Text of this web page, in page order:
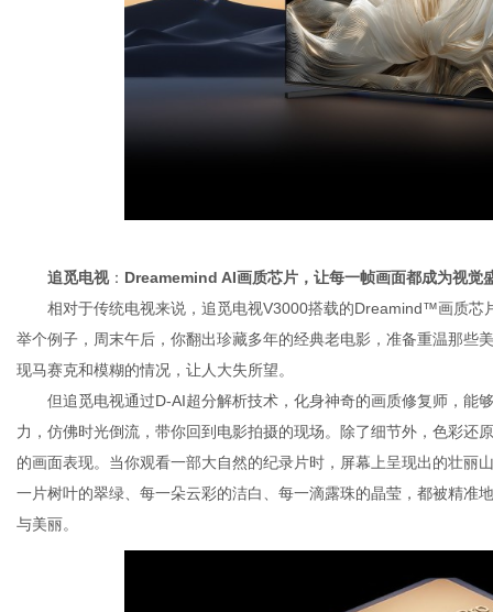
追觅电视： Dreamemind AI画质芯片 ， 让每一帧画面都成为视觉
相对于传统电视来说，追觅电视V3000搭载的Dreamind™画质芯
举个例子，周末午后，你翻出珍藏多年的经典老电影，准备重温那些
现马赛克和模糊的情况，让人大失所望。
但追觅电视通过D-AI超分解析技术，化身神奇的画质修复师，能
力，仿佛时光倒流，带你回到电影拍摄的现场。除了细节外，色彩还
的画面表现。当你观看一部大自然的纪录片时，屏幕上呈现出的壮丽
一片树叶的翠绿、每一朵云彩的洁白、每一滴露珠的晶莹，都被精准
与美丽。